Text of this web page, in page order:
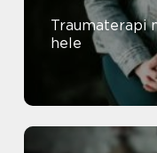
Traumaterapi når gamle sår får lov at
hele